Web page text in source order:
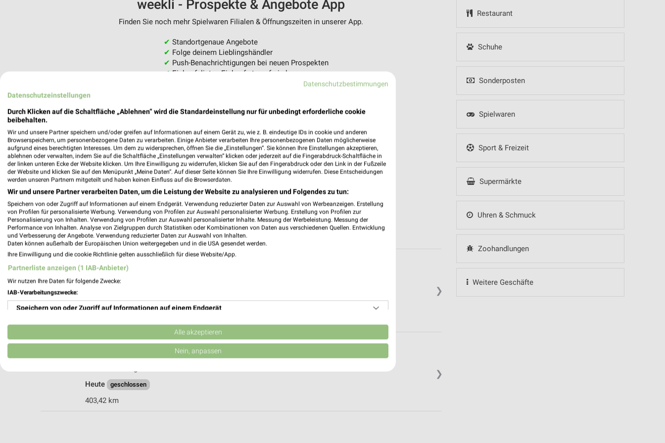
Restaurant
Schuhe
Sonderposten
Spielwaren
Sport & Freizeit
Supermärkte
Uhren & Schmuck
Zoohandlungen
Weitere Geschäfte
weekli - Prospekte & Angebote App
Finden Sie noch mehr Spielwaren Filialen & Öffnungszeiten in unserer App.
✔ Standortgenaue Angebote
✔ Folge deinem Lieblingshändler
✔ Push-Benachrichtigungen bei neuen Prospekten
✔Einkaufsliste - Einkauf stressfrei planen
❯
Ernsting's family Linden
Tannenweg 89
35440 Linden
Heute geschlossen
❯
Ernsting's family Friedberg
Kaiserstr. 55
Heute
geschlossen
403,42 km
Datenschutzbestimmungen
Datenschutzeinstellungen
Durch Klicken auf die Schaltfläche „Ablehnen“ wird die Standardeinstellung nur für unbedingt erforderliche cookie
beibehalten.
Wir und unsere Partner speichern und/oder greifen auf Informationen auf einem Gerät zu, wie z. B. eindeutige IDs in cookie und anderen
Browserspeichern, um personenbezogene Daten zu verarbeiten. Einige Anbieter verarbeiten Ihre personenbezogenen Daten möglicherweise
aufgrund eines berechtigten Interesses. Um dem zu widersprechen, öffnen Sie die „Einstellungen“. Sie können Ihre Einstellungen akzeptieren,
ablehnen oder verwalten, indem Sie auf die Schaltfläche „Einstellungen verwalten“ klicken oder jederzeit auf die Fingerabdruck-Schaltfläche in
der linken unteren Ecke der Website klicken. Um Ihre Einwilligung zu widerrufen, klicken Sie auf den Fingerabdruck oder den Link in der Fußzeile
der Website und klicken Sie auf den Menüpunkt „Meine Daten“. Auf dieser Seite können Sie Ihre Einwilligung widerrufen. Diese Entscheidungen
werden unseren Partnern mitgeteilt und haben keinen Einfluss auf die Browserdaten.
Wir und unsere Partner verarbeiten Daten, um die Leistung der Website zu analysieren und Folgendes zu tun:
Speichern von oder Zugriff auf Informationen auf einem Endgerät. Verwendung reduzierter Daten zur Auswahl von Werbeanzeigen. Erstellung
von Profilen für personalisierte Werbung. Verwendung von Profilen zur Auswahl personalisierter Werbung. Erstellung von Profilen zur
Personalisierung von Inhalten. Verwendung von Profilen zur Auswahl personalisierter Inhalte. Messung der Werbeleistung. Messung der
Performance von Inhalten. Analyse von Zielgruppen durch Statistiken oder Kombinationen von Daten aus verschiedenen Quellen. Entwicklung
und Verbesserung der Angebote. Verwendung reduzierter Daten zur Auswahl von Inhalten.
Daten können außerhalb der Europäischen Union weitergegeben und in die USA gesendet werden.
Ihre Einwilligung und die cookie Richtlinie gelten ausschließlich für diese Website/App.
Partnerliste anzeigen (1 IAB-Anbieter)
Wir nutzen Ihre Daten für folgende Zwecke:
IAB-Verarbeitungszwecke:
Speichern von oder Zugriff auf Informationen auf einem Endgerät
Verwendung reduzierter Daten zur Auswahl von Werbeanzeigen
Erstellung von Profilen für personalisierte Werbung
Erstellung von Profilen zur Personalisierung von Inhalten
Alle akzeptieren
Nein, anpassen